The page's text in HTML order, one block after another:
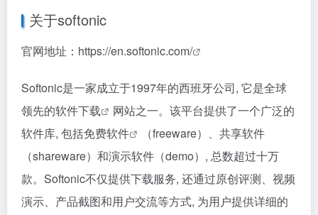
关于softonic
官网地址： https://en.softonic.com/
Softonic是一家成立于1997年的西班牙公司, 它是全球
领先的软件下载
网站之一。该平台提供了一个广泛的
软件库, 包括免费软件
（freeware）、共享软件
（shareware）和演示软件（demo）, 总数超过十万
款。Softonic不仅提供下载服务, 还通过原创评测、视频
演示、产品截图和用户交流等方式, 为用户提供详细的